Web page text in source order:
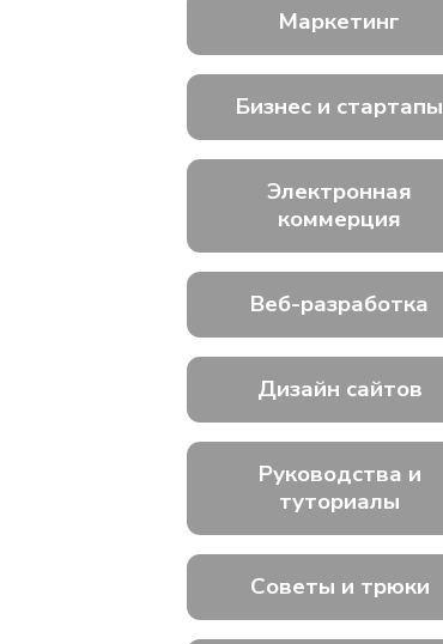
Маркетинг
Бизнес и стартапы
Электронная
коммерция
Веб-разработка
Дизайн сайтов
Руководства и
туториалы
Советы и трюки